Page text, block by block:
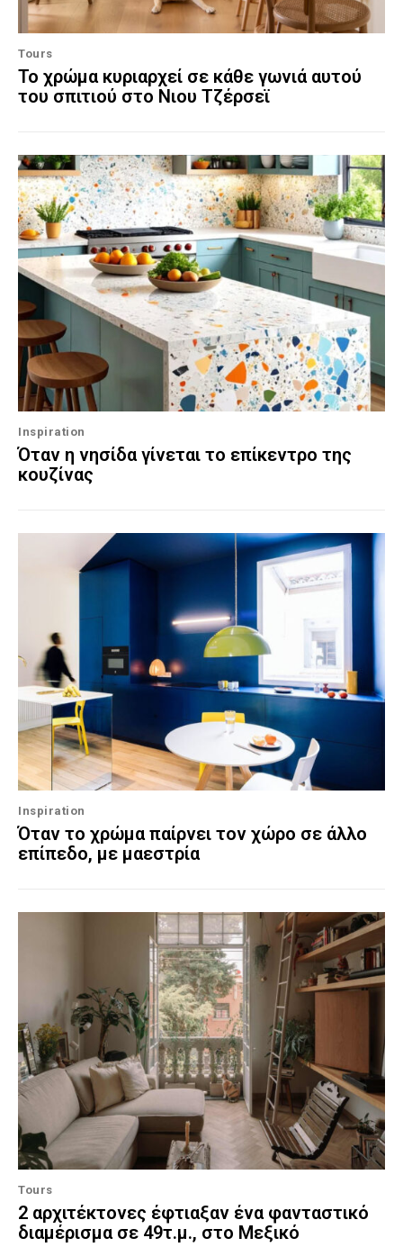
Tours
Το χρώμα κυριαρχεί σε κάθε γωνιά αυτού
του σπιτιού στο Νιου Τζέρσεϊ
Inspiration
Όταν η νησίδα γίνεται το επίκεντρο της
κουζίνας
Inspiration
Όταν το χρώμα παίρνει τον χώρο σε άλλο
επίπεδο, με μαεστρία
Tours
2 αρχιτέκτονες έφτιαξαν ένα φανταστικό
διαμέρισμα σε 49τ.μ., στο Μεξικό